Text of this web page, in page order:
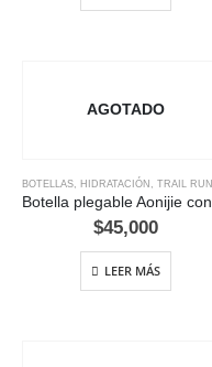
AGOTADO
BOTELLAS HIDRATACIÓN TRAIL RUNNING
$45,000
LEER MÁS